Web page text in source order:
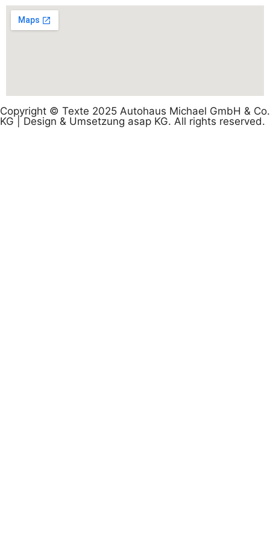
Copyright © Texte 2025 Autohaus Michael GmbH & Co.
KG | Design & Umsetzung asap KG. All rights reserved.